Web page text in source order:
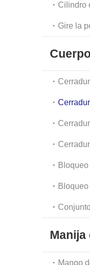
Cilindro
Gire la
Manija